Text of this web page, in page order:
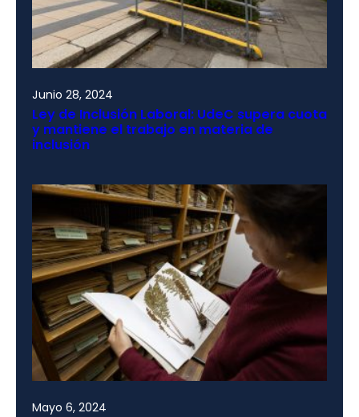
Junio 28, 2024
Ley de Inclusión Laboral: UdeC supera cuota
y mantiene el trabajo en materia de
inclusión
Mayo 6, 2024